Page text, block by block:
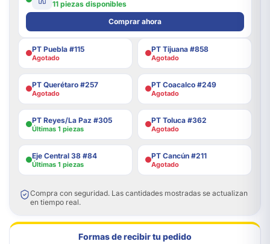
11 piezas disponibles
Comprar ahora
PT Puebla #115
Agotado
PT Tijuana #858
Agotado
PT Querétaro #257
Agotado
PT Coacalco #249
Agotado
PT Reyes/La Paz #305
Últimas 1 piezas
PT Toluca #362
Agotado
Eje Central 38 #84
Últimas 1 piezas
PT Cancún #211
Agotado
Compra con seguridad. Las cantidades mostradas se actualizan
en tiempo real.
Formas de recibir tu pedido